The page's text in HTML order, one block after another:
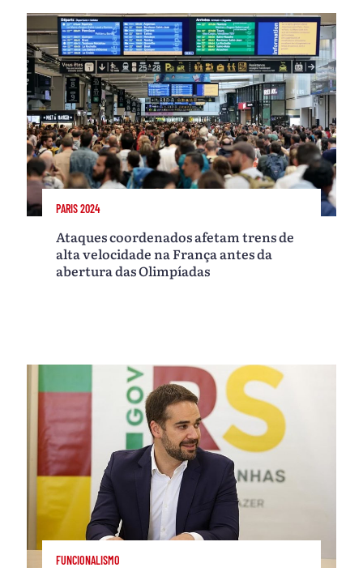
PARIS 2024
Ataques coordenados afetam trens de
alta velocidade na França antes da
abertura das Olimpíadas
FUNCIONALISMO